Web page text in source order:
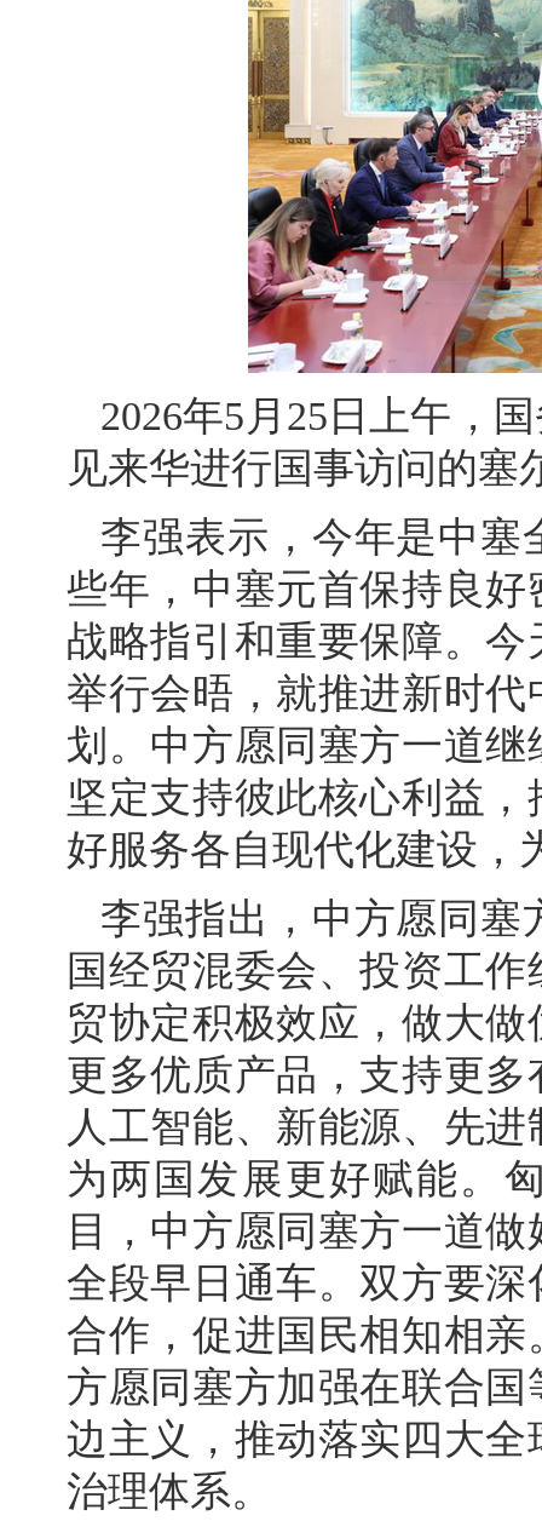
2026年5月25日上午，
见来华进行国事访问的塞
李强表示，今年是中塞
些年，中塞元首保持良
战略指引和重要保障。
举行会晤，就推进新时
划。中方愿同塞方一道
坚定支持彼此核心利益
好服务各自现代化建设，
李强指出，中方愿同塞
国经贸混委会、投资工
贸协定积极效应，做大
更多优质产品，支持更
人工智能、新能源、先
为两国发展更好赋能。
目，中方愿同塞方一道
全段早日通车。双方要
合作，促进国民相知相
方愿同塞方加强在联合
边主义，推动落实四大
治理体系。